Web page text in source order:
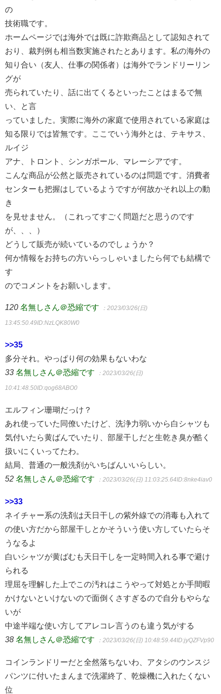
の
技術職です。
ホームページでは海外では既に詐欺商品として認知されて
おり、裁判例も相当数実施されたとあります。私の海外の
知り合い（友人、仕事の関係者）は海外でランドリーリン
グが
売られていたり、話に出てくるといったことはまるで無
い、と言
っていました。実際に海外の家庭で使用されている家庭は
知る限りでは皆無です。ここでいう海外とは、テキサス、
ルイジ
アナ、トロント、シンガポール、マレーシアです。
こんな商品が公然と販売されているのは問題です。消費者
センターも把握はしているようですが何故かそれ以上の動
き
を見せません。（これってすごく問題だと思うのです
が、、、）
どうして販売が続いているのでしょうか？
何か情報をお持ちの方いらっしゃいましたら何でも結構で
す
のでコメントをお願いします。
120 名無しさん＠恐縮です ：2023/03/26(日)
13:45:50.49ID:NzLQK80W0
>>35
多分それ。やっぱり何の効果もないわな
33 名無しさん＠恐縮です ：2023/03/26(日)
10:41:48.50ID:qog68ABO0
エルフィン珊瑚だっけ？
あれ使っていた同僚いたけど、洗浄力弱いから白シャツも
気付いたら黄ばんでいたり、部屋干しだと生乾き臭が酷く
扱いにくいってたわ。
結局、普通の一般洗剤がいちばんいいらしい。
52 名無しさん＠恐縮です ：2023/03/26(日) 11:03:25.64ID:8nke4iav0
>>33
ネイチャー系の洗剤は天日干しの紫外線での消毒も入れて
の使い方だから部屋干しとかそういう使い方していたらそ
うなるよ
白いシャツが黄ばむも天日干しを一定時間入れる事で避け
られる
理屈を理解した上でこの汚れはこうやって対処とか手間暇
かけないといけないので面倒くさすぎるので自分もやらな
いが
中途半端な使い方してアレコレ言うのも違う気がする
38 名無しさん＠恐縮です ：2023/03/26(日) 10:48:59.44ID:jyQZFVp90
コインランドリーだと全然落ちないわ、アタシのウンスジ
パンツに付いたまんまで洗濯終了、乾燥機に入れたくない
位